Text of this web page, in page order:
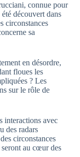
connue pour
découvert dans
circonstances
sa
en désordre,
floues les
? Les
sur le rôle de
interactions avec
des radars
circonstances
seront au cœur des